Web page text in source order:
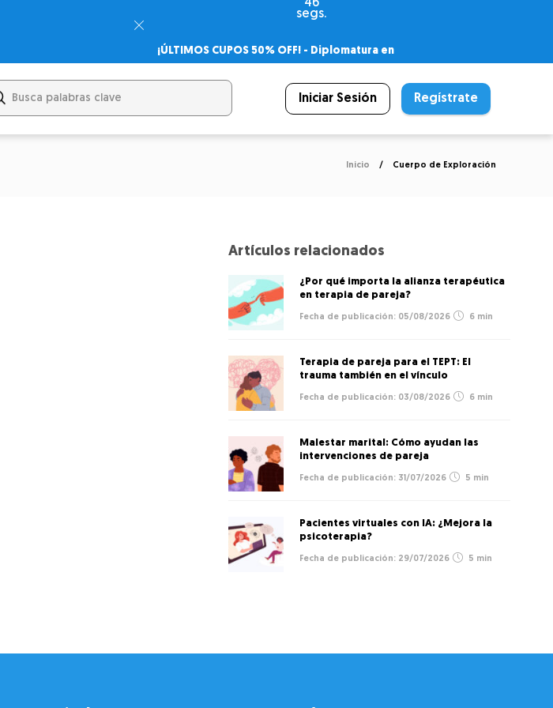
46
segs.
¡ÚLTIMOS CUPOS 50% OFF! - Diplomatura en
– Certificado Universitario
Iniciar Sesión Regístrate
Inicio Cuerpo de Exploración
Artículos relacionados
¿Por qué importa la alianza terapéutica
en terapia de pareja?
05/08/2026 6 min
Terapia de pareja para el TEPT: El
trauma también en el vínculo
03/08/2026 6 min
Malestar marital: Cómo ayudan las
intervenciones de pareja
31/07/2026 5 min
Pacientes virtuales con IA: ¿Mejora la
psicoterapia?
29/07/2026 5 min